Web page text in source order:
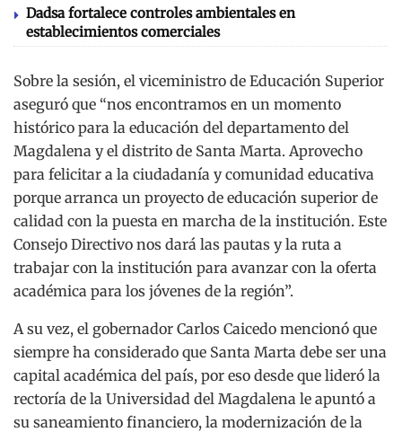
Dadsa fortalece controles ambientales en
establecimientos comerciales
Sobre la sesión, el viceministro de Educación Superior
aseguró que “nos encontramos en un momento
histórico para la educación del departamento del
Magdalena y el distrito de Santa Marta. Aprovecho
para felicitar a la ciudadanía y comunidad educativa
porque arranca un proyecto de educación superior de
calidad con la puesta en marcha de la institución. Este
Consejo Directivo nos dará las pautas y la ruta a
trabajar con la institución para avanzar con la oferta
académica para los jóvenes de la región”.
A su vez, el gobernador Carlos Caicedo mencionó que
siempre ha considerado que Santa Marta debe ser una
capital académica del país, por eso desde que lideró la
rectoría de la Universidad del Magdalena le apuntó a
su saneamiento financiero, la modernización de la